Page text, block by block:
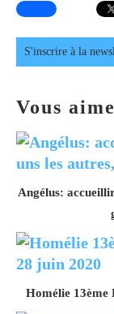
S'inscrire à la
Vous
Angélus:
Homélie